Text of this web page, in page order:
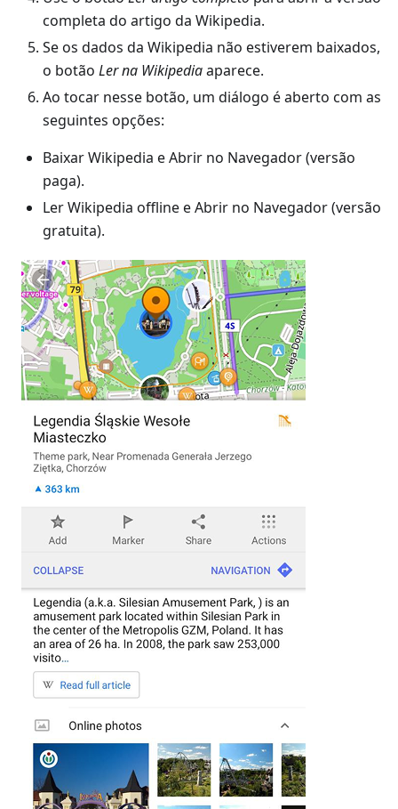
completa do artigo da Wikipedia.
Se os dados da Wikipedia não estiverem baixados,
o botão Ler na Wikipediaaparece.
Ao tocar nesse botão, um diálogo é aberto com as
seguintes opções:
Baixar Wikipedia e Abrir no Navegador (versão
paga).
Ler Wikipedia offline e Abrir no Navegador (versão
gratuita).